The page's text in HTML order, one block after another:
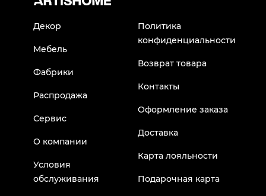
Декор
Мебель
Фабрики
Распродажа
Сервис
О компании
Условия
обслуживания
Политика
конфиденциальности
Возврат товара
Контакты
Оформление заказа
Доставка
Карта лояльности
Подарочная карта